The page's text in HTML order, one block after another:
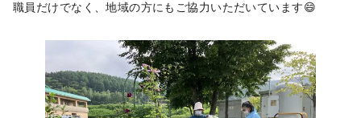
職員だけでなく、地域の方にもご協力いただいています😄